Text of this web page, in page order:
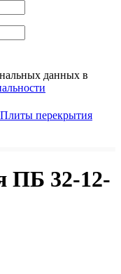
данных в
Плиты перекрытия
ПБ 32-12-